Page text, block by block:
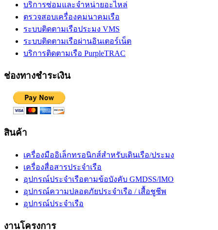
บริการซ่อมและจำหน่ายอะไหล่
ตรวจสอบเครื่องคมนาคมเรือ
ระบบติดตามเรือประมง VMS
ระบบติดตามเรือผ่านอินเตอร์เน็ต
บริการติดตามเรือ PurpleTRAC
ช่องทางชำระเงิน
สินค้า
เครื่องมืออิเล็กทรอนิกส์สำหรับเดินเรือ/ประมง
เครื่องสื่อสารประจำเรือ
อุปกรณ์ประจำเรือตามข้อบังคับ GMDSS/IMO
อุปกรณ์ความปลอดภัยประจำเรือ / เสื้อชูชีพ
อุปกรณ์ประจำเรือ
งานโครงการ